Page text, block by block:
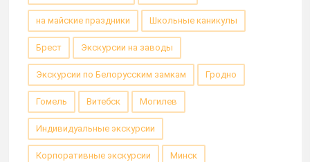
на майские праздники Школьные каникулы
Брест Экскурсии на заводы
Экскурсии по Белорусским замкам Гродно
Гомель Витебск Могилев
Индивидуальные экскурсии
Корпоративные экскурсии Минск